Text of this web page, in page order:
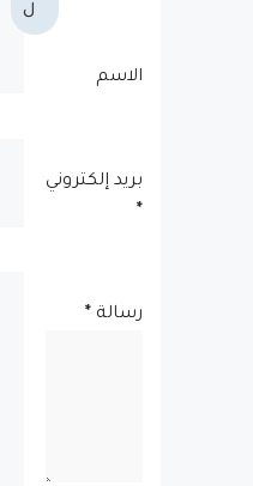
ل
الاسم
بريد إلكتروني
*
رسالة *